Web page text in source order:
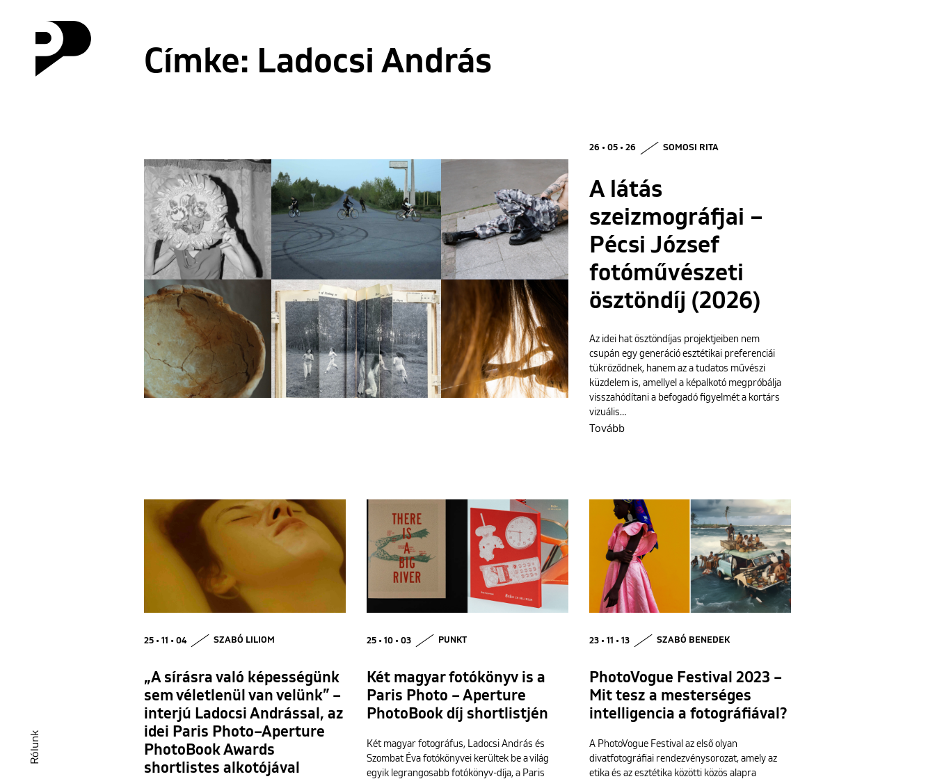
Rólunk
Címke: Ladocsi András
26 • 05 • 26 SOMOSI RITA
A látás
szeizmográfjai –
Pécsi József
fotóművészeti
ösztöndíj (2026)
Az idei hat ösztöndíjas projektjeiben nem
csupán egy generáció esztétikai preferenciái
tükröződnek, hanem az a tudatos művészi
küzdelem is, amellyel a képalkotó megpróbálja
visszahódítani a befogadó figyelmét a kortárs
vizuális…
Tovább
25 • 11 • 04 SZABÓ LILIOM
„A sírásra való képességünk
sem véletlenül van velünk” –
interjú Ladocsi Andrással, az
idei Paris Photo–Aperture
PhotoBook Awards
shortlistes alkotójával
25 • 10 • 03 PUNKT
Két magyar fotókönyv is a
Paris Photo – Aperture
PhotoBook díj shortlistjén
Két magyar fotográfus, Ladocsi András és
Szombat Éva fotókönyvei kerültek be a világ
egyik legrangosabb fotókönyv-díja, a Paris
23 • 11 • 13 SZABÓ BENEDEK
PhotoVogue Festival 2023 –
Mit tesz a mesterséges
intelligencia a fotográfiával?
A PhotoVogue Festival az első olyan
divatfotográfiai rendezvénysorozat, amely az
etika és az esztétika közötti közös alapra